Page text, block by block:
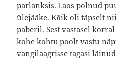
parlanksis. Laos polnud
ülejääke. Kõik oli täpselt
paberil. Sest vastasel
kohe kohtu poolt vastu
vangilaagrisse tagasi